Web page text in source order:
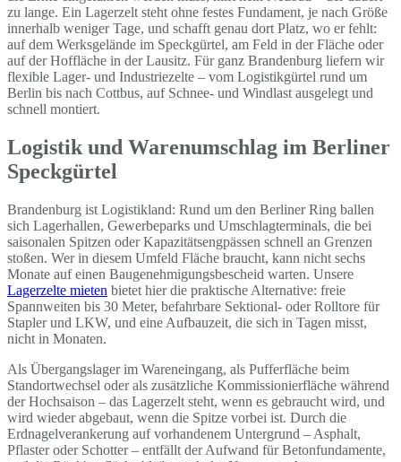
zu lange. Ein Lagerzelt steht ohne festes Fundament, je nach Größe
innerhalb weniger Tage, und schafft genau dort Platz, wo er fehlt:
auf dem Werksgelände im Speckgürtel, am Feld in der Fläche oder
auf der Hoffläche in der Lausitz. Für ganz Brandenburg liefern wir
flexible Lager- und Industriezelte – vom Logistikgürtel rund um
Berlin bis nach Cottbus, auf Schnee- und Windlast ausgelegt und
schnell montiert.
Logistik und Warenumschlag im Berliner
Speckgürtel
Brandenburg ist Logistikland: Rund um den Berliner Ring ballen
sich Lagerhallen, Gewerbeparks und Umschlagterminals, die bei
saisonalen Spitzen oder Kapazitätsengpässen schnell an Grenzen
stoßen. Wer in diesem Umfeld Fläche braucht, kann nicht sechs
Monate auf einen Baugenehmigungsbescheid warten. Unsere
Lagerzelte mieten bietet hier die praktische Alternative: freie
Spannweiten bis 30 Meter, befahrbare Sektional- oder Rolltore für
Stapler und LKW, und eine Aufbauzeit, die sich in Tagen misst,
nicht in Monaten.
Als Übergangslager im Wareneingang, als Pufferfläche beim
Standortwechsel oder als zusätzliche Kommissionierfläche während
der Hochsaison – das Lagerzelt steht, wenn es gebraucht wird, und
wird wieder abgebaut, wenn die Spitze vorbei ist. Durch die
Erdnagelverankerung auf vorhandenem Untergrund – Asphalt,
Pflaster oder Schotter – entfällt der Aufwand für Betonfundamente,